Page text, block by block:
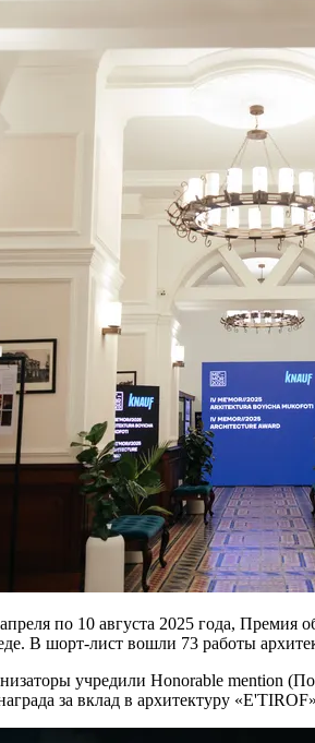
по 10 августа 2025 года, Премия
В шорт-лист вошли 73 работы
учредили Honorable mention
за вклад в архитектуру